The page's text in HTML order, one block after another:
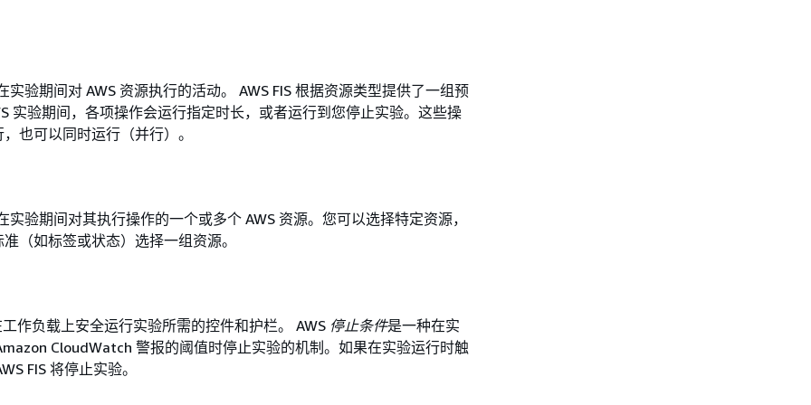
实验期间对 AWS 资源执行的活动。 AWS FIS 根据资源类型提供了一组预
实验期间，各项操作会运行指定时长，或者运行到您停止实验。这些操
也可以同时运行（并行）。
实验期间对其执行操作的一个或多个 AWS 资源。您可以选择特定资源，
（如标签或状态）选择一组资源。
工作负载上安全运行实验所需的控件和护栏。 AWS 停止条件是一种在实
CloudWatch 警报的阈值时停止实验的机制。如果在实验运行时触
FIS 将停止实验。